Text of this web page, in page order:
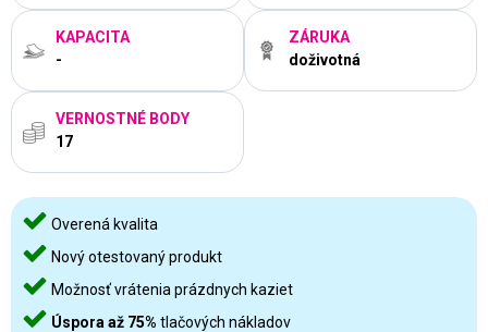
KAPACITA
-
ZÁRUKA
doživotná
VERNOSTNÉ BODY
17
Overená kvalita
Nový otestovaný produkt
Možnosť vrátenia prázdnych kaziet
Úspora až 75% tlačových nákladov